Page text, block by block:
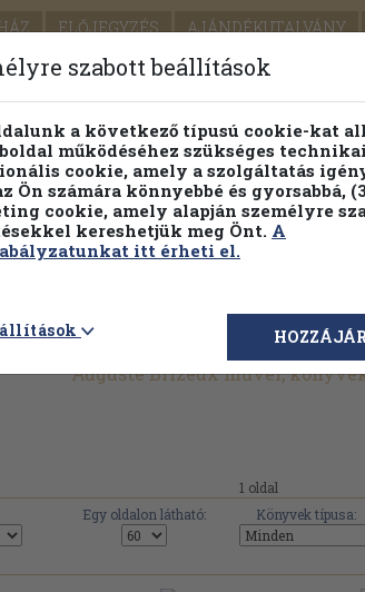
ELŐJEGYZÉS AJÁNDÉKUTALVÁNY
ÁRAINK FENNTARTHATÓ
Részletes kereső Témaköri fa
Auguste Brizeux művei,
1 oldal
Egy oldalon látható: Könyvek típusa:
szabott beállítások
a következő típusú cookie-kat
működéséhez szükséges
cookie, amely a szolgáltatás
Ön számára könnyebbé és gyorsabbá,
cookie, amely alapján személyre
kereshetjük meg Önt. A
itt érheti el.